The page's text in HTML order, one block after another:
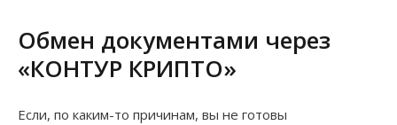
Обмен документами через
«КОНТУР КРИПТО»
Если, по каким-то причинам, вы не готовы